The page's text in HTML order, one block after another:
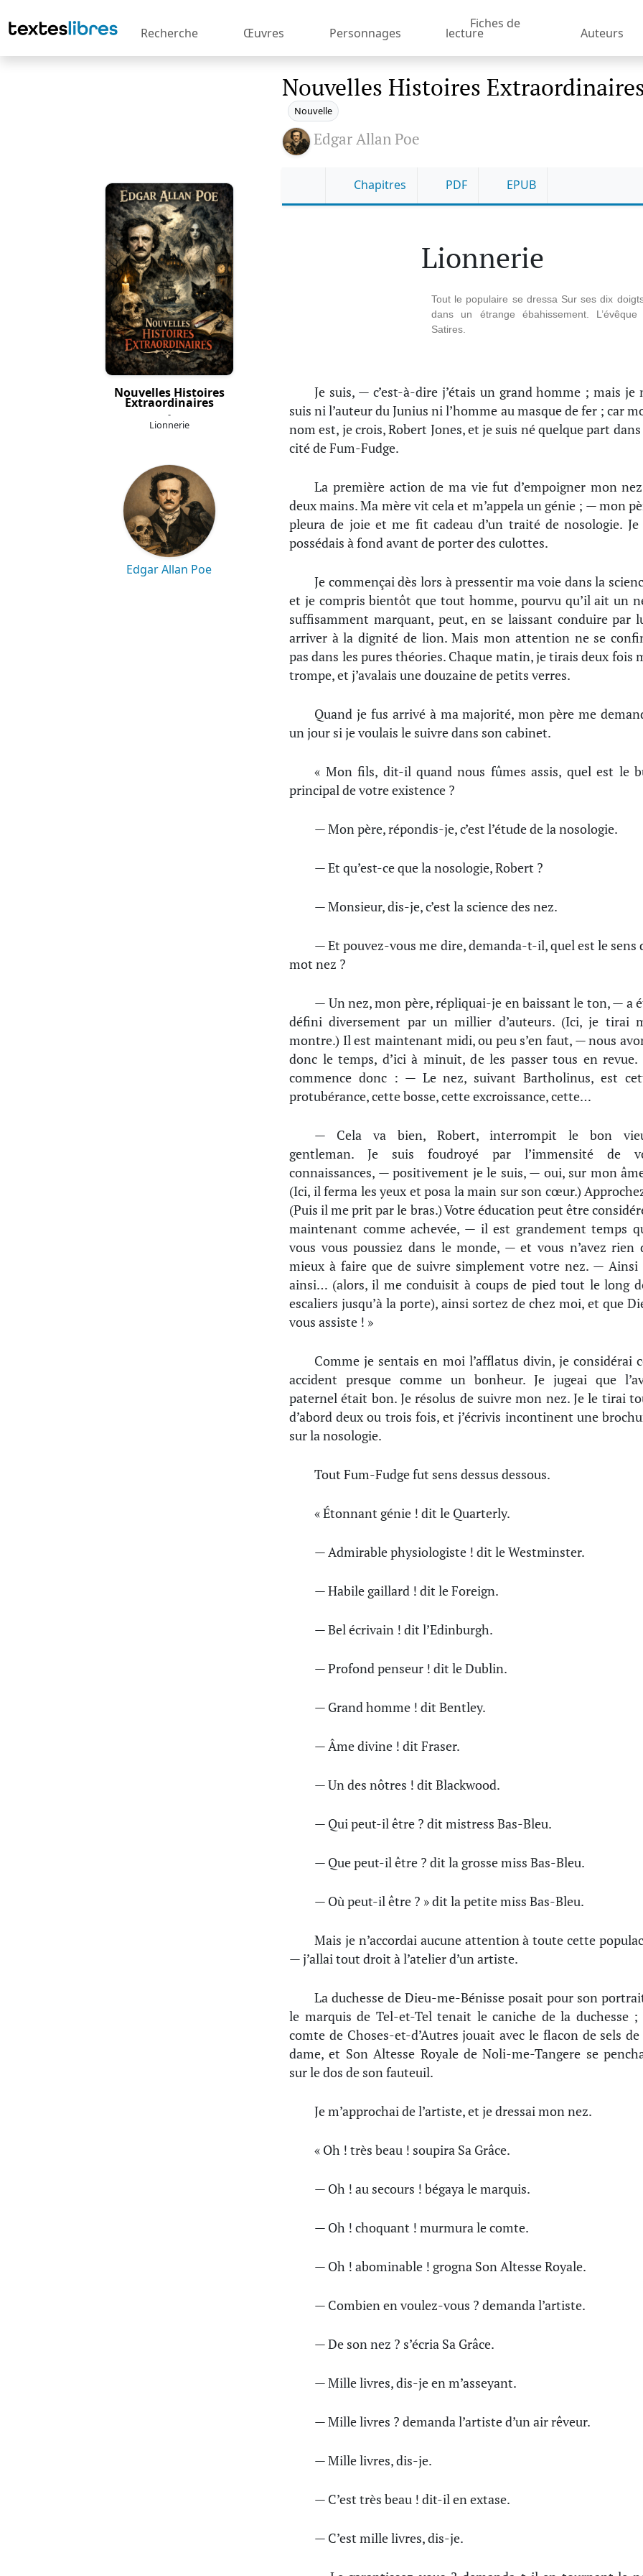
Recherche Œuvres Personnages
Fiches de
lecture Auteurs
Nouvelles Histoires
Extraordinaires
-
Lionnerie
Edgar Allan Poe
Nouvelles Histoires
Nouvelle
Edgar Allan Poe
Chapitres PDF EPUB
Lionnerie
Tout le populaire se dressa Sur ses dix
dans un étrange ébahissement.
Satires.
Je suis, — c’est-à-dire j’étais un grand homme ; mais je
suis ni l’auteur du Junius ni l’homme au masque de fer ; car
nom est, je crois, Robert Jones, et je suis né quelque part
cité de Fum-Fudge.
La première action de ma vie fut d’empoigner mon
deux mains. Ma mère vit cela et m’appela un génie ; — mon
pleura de joie et me fit cadeau d’un traité de nosologie. Je
possédais à fond avant de porter des culottes.
Je commençai dès lors à pressentir ma voie dans la
et je compris bientôt que tout homme, pourvu qu’il ait un
suffisamment marquant, peut, en se laissant conduire par
arriver à la dignité de lion. Mais mon attention ne se
pas dans les pures théories. Chaque matin, je tirais deux fois
trompe, et j’avalais une douzaine de petits verres.
Quand je fus arrivé à ma majorité, mon père me
un jour si je voulais le suivre dans son cabinet.
« Mon fils, dit-il quand nous fûmes assis, quel est le
principal de votre existence ?
— Mon père, répondis-je, c’est l’étude de la nosologie.
— Et qu’est-ce que la nosologie, Robert ?
— Monsieur, dis-je, c’est la science des nez.
— Et pouvez-vous me dire, demanda-t-il, quel est le sens
mot nez ?
— Un nez, mon père, répliquai-je en baissant le ton, — a
défini diversement par un millier d’auteurs. (Ici, je tirai
montre.) Il est maintenant midi, ou peu s’en faut, — nous
donc le temps, d’ici à minuit, de les passer tous en revue.
commence donc : — Le nez, suivant Bartholinus, est
protubérance, cette bosse, cette excroissance, cette…
— Cela va bien, Robert, interrompit le bon
gentleman. Je suis foudroyé par l’immensité de
connaissances, — positivement je le suis, — oui, sur mon
(Ici, il ferma les yeux et posa la main sur son cœur.)
(Puis il me prit par le bras.) Votre éducation peut être
maintenant comme achevée, — il est grandement temps
vous vous poussiez dans le monde, — et vous n’avez rien
mieux à faire que de suivre simplement votre nez. —
ainsi… (alors, il me conduisit à coups de pied tout le long
escaliers jusqu’à la porte), ainsi sortez de chez moi, et que
vous assiste ! »
Comme je sentais en moi l’afflatus divin, je considérai
accident presque comme un bonheur. Je jugeai que
paternel était bon. Je résolus de suivre mon nez. Je le tirai
d’abord deux ou trois fois, et j’écrivis incontinent une
sur la nosologie.
Tout Fum-Fudge fut sens dessus dessous.
« Étonnant génie ! dit le Quarterly.
— Admirable physiologiste ! dit le Westminster.
— Habile gaillard ! dit le Foreign.
— Bel écrivain ! dit l’Edinburgh.
— Profond penseur ! dit le Dublin.
— Grand homme ! dit Bentley.
— Âme divine ! dit Fraser.
— Un des nôtres ! dit Blackwood.
— Qui peut-il être ? dit mistress Bas-Bleu.
— Que peut-il être ? dit la grosse miss Bas-Bleu.
— Où peut-il être ? » dit la petite miss Bas-Bleu.
Mais je n’accordai aucune attention à toute cette
— j’allai tout droit à l’atelier d’un artiste.
La duchesse de Dieu-me-Bénisse posait pour son
le marquis de Tel-et-Tel tenait le caniche de la duchesse ;
comte de Choses-et-d’Autres jouait avec le flacon de sels
dame, et Son Altesse Royale de Noli-me-Tangere se
sur le dos de son fauteuil.
Je m’approchai de l’artiste, et je dressai mon nez.
« Oh ! très beau ! soupira Sa Grâce.
— Oh ! au secours ! bégaya le marquis.
— Oh ! choquant ! murmura le comte.
— Oh ! abominable ! grogna Son Altesse Royale.
— Combien en voulez-vous ? demanda l’artiste.
— De son nez ? s’écria Sa Grâce.
— Mille livres, dis-je en m’asseyant.
— Mille livres ? demanda l’artiste d’un air rêveur.
— Mille livres, dis-je.
— C’est très beau ! dit-il en extase.
— C’est mille livres, dis-je.